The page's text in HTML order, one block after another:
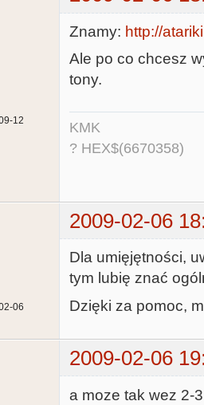
12
Znamy: http://
Ale po co chcesz
tony.
KMK
? HEX$(6670358)
2009-02-06
06
Dla umięjętności,
tym lubię znać
Dzięki za pomoc,
2009-02-06
a moze tak wez 2-